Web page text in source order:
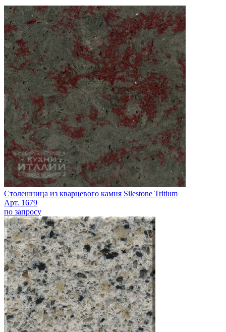
Столешница из кварцевого камня Silestone Tritium
Арт. 1679
по запросу